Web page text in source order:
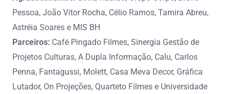
Pessoa, João Vitor Rocha, Célio Ramos, Tamira Abreu,
Astréia Soares e MIS BH
Parceiros: Café Pingado Filmes, Sinergia Gestão de
Projetos Culturas, A Dupla Informação, Calu, Carlos
Penna, Fantagussi, Molett, Casa Meva Decor, Gráfica
Lutador, On Projeções, Quarteto Filmes e Universidade